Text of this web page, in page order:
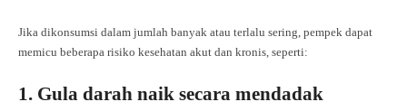
Jika dikonsumsi dalam jumlah banyak atau terlalu sering, pempek dapat
memicu beberapa risiko kesehatan akut dan kronis, seperti:
1. Gula darah naik secara mendadak